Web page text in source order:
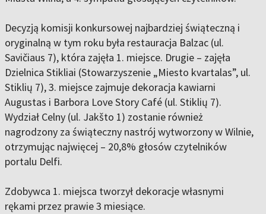
Decyzją komisji konkursowej najbardziej świąteczną i
oryginalną w tym roku była restauracja Balzac (ul.
Savičiaus 7), która zajęła 1. miejsce. Drugie – zajęła
Dzielnica Stikliai (Stowarzyszenie „Miesto kvartalas”, ul.
Stiklių 7), 3. miejsce zajmuje dekoracja kawiarni
Augustas i Barbora Love Story Café (ul. Stiklių 7).
Wydział Celny (ul. Jakšto 1) zostanie również
nagrodzony za świąteczny nastrój wytworzony w Wilnie,
otrzymując najwięcej – 20,8% głosów czytelników
portalu Delfi.
Zdobywca 1. miejsca tworzył dekoracje własnymi
rękami przez prawie 3 miesiące.